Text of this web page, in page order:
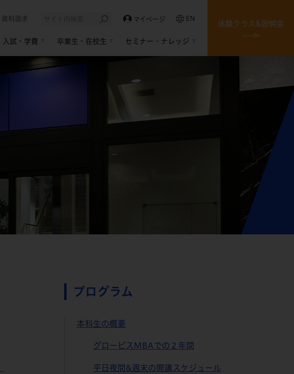
資料請求 マイページ EN
入試・学費 卒業生・在校生 セミナー・ナレッジ
体験クラス&説明会
プログラム
本科生の概要
グロービスMBAでの２年間
平日夜間&週末の開講スケジュール